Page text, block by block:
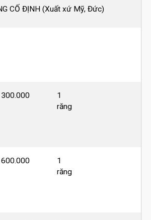
CỐ ĐỊNH (Xuất xứ Mỹ, Đức)
300.000
1
răng
600.000
1
răng